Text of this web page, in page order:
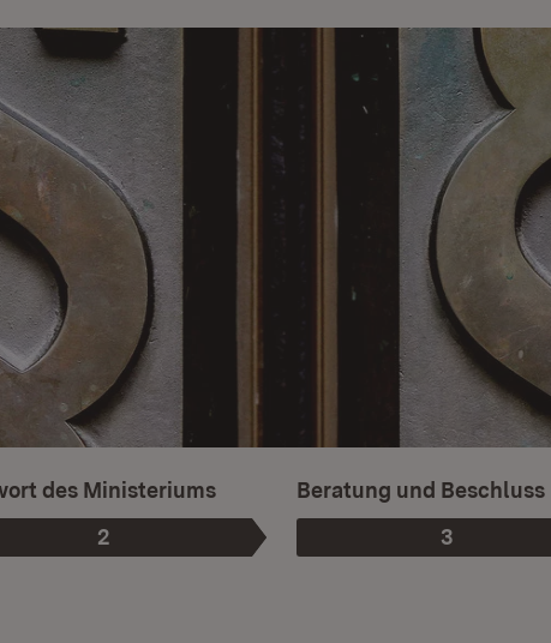
Phase
2
:
des Ministeriums
Phase
3
:
Beratung und Beschluss